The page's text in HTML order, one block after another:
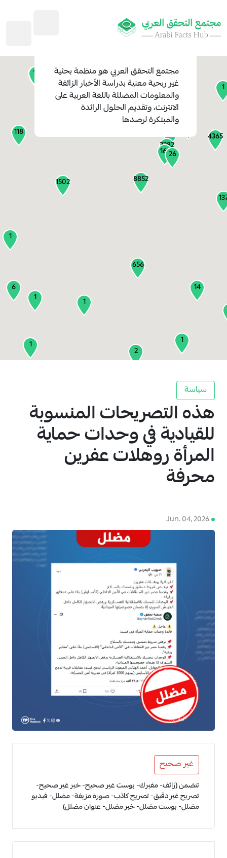
8852
127
45
2282
4365
1502
14
2
656
118
6
1
1113
26
1
1 1
3
1
1
161
1
مجتمع التحقق العربيهو منظمة بحثية
غير ربحية معنية بدراسة الأخبار الزائفة
والمعلومات المضللة باللغة العربية على
الانترنت، وتقديم الحلول الرائدة
والمبتكرة لرصدها
سياسة
هذه التصريحات المنسوبة
للقيادية في وحدات حماية
المرأة روهلات عفرين
محرفة
Jun. 04, 2026
غير صحيح
تتضمن (زائف- مفبرك- بوست غير صحيح- خبر غير صحيح-
تصريح غير دقيق- تصريح كاذب- صورة مزيفة- مضلل- فيديو
مضلل- بوست مضلل- خبر مضلل- عنوان مضلل)